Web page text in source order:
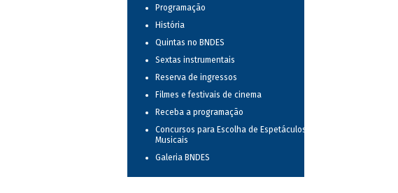
Programação
História
Quintas no BNDES
Sextas instrumentais
Reserva de ingressos
Filmes e festivais de cinema
Receba a programação
Concursos para Escolha de Espetáculos
Musicais
Galeria BNDES